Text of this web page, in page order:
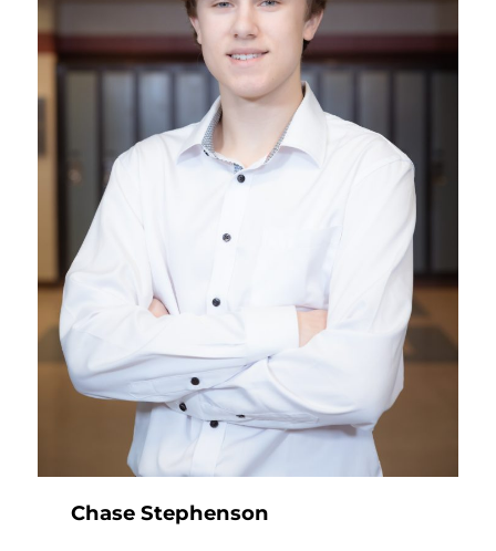
Chase Stephenson